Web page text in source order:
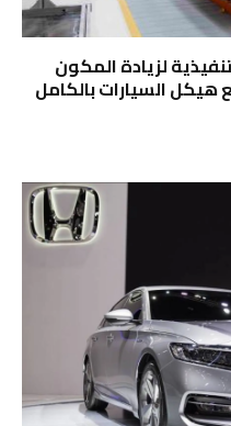
لزيادة المكون
هيكل السيارات بالكامل